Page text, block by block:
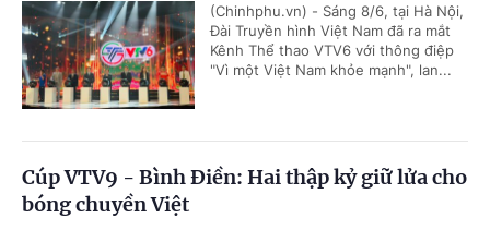
(Chinhphu.vn) - Sáng 8/6, tại Hà Nội,
Đài Truyền hình Việt Nam đã ra mắt
Kênh Thể thao VTV6 với thông điệp
"Vì một Việt Nam khỏe mạnh", lan...
Cúp VTV9 - Bình Điền: Hai thập kỷ giữ lửa cho
bóng chuyền Việt